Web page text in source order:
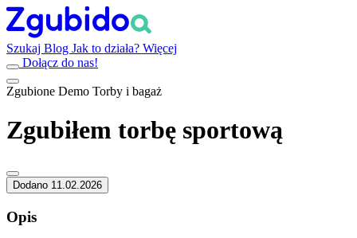
Szukaj Blog Jak to działa? Więcej
Dołącz do nas!
Zgubione Demo Torby i bagaż
Zgubiłem torbę sportową
Dodano 11.02.2026
Opis